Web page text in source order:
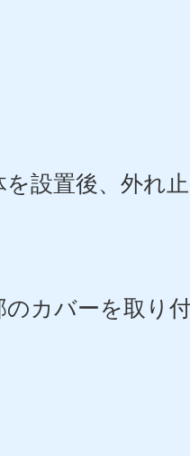
を設置後、外れ
のカバーを取り